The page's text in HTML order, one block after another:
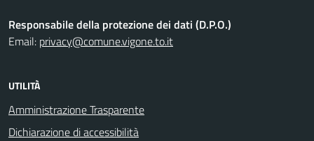
Responsabile della protezione dei dati (D.P.O.)
Email: privacy@comune.vigone.to.it
UTILITÀ
Amministrazione Trasparente
Dichiarazione di accessibilità